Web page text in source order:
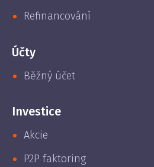
Refinancování
Účty
Běžný účet
Investice
Akcie
P2P faktoring